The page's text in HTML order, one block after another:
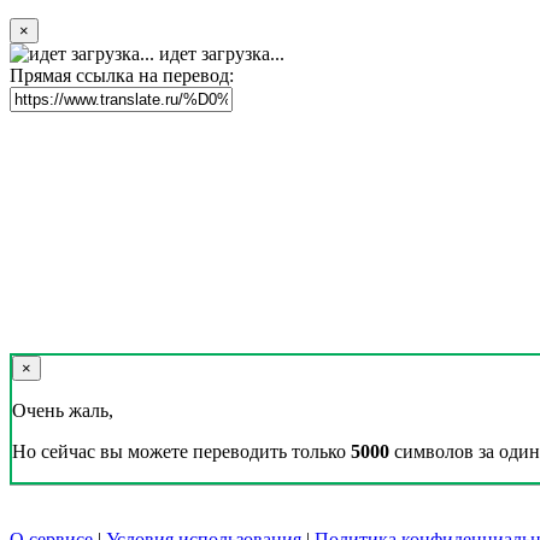
×
идет загрузка...
Прямая ссылка на перевод:
×
Очень жаль,
Но сейчас вы можете переводить только 5000 символов за один